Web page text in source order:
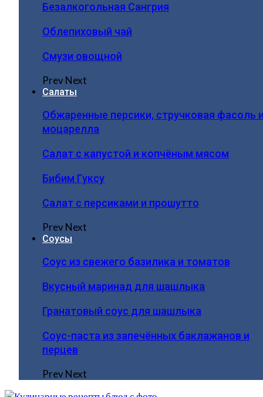
Безалкогольная Сангрия
Облепиховый чай
Смузи овощной
PrevNext
Салаты
Обжаренные персики, стручковая фасоль
моцарелла
Салат с капустой и копчёным мясом
Бибим Гуксу
Салат с персиками и прошутто
PrevNext
Соусы
Соус из свежего базилика и томатов
Вкусный маринад для шашлыка
Гранатовый соус для шашлыка
Соус-паста из запечённых баклажанов и
перцев
PrevNext